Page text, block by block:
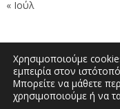
« Ιούλ
Δημοκρατίας
Χρησιμοποιούμε
εμπειρία στον
Μπορείτε να μάθετε
χρησιμοποιούμε ή να